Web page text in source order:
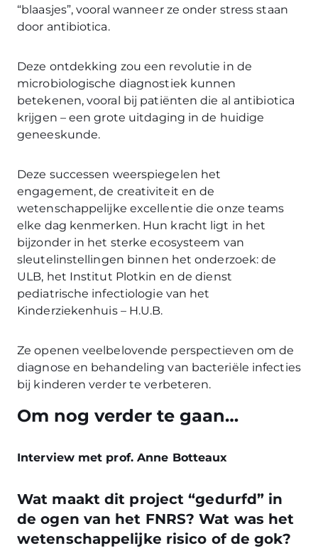
“blaasjes”, vooral wanneer ze onder stress staan
door antibiotica.
Deze ontdekking zou een revolutie in de
microbiologische diagnostiek kunnen
betekenen, vooral bij patiënten die al antibiotica
krijgen – een grote uitdaging in de huidige
geneeskunde.
Deze successen weerspiegelen het
engagement, de creativiteit en de
wetenschappelijke excellentie die onze teams
elke dag kenmerken. Hun kracht ligt in het
bijzonder in het sterke ecosysteem van
sleutelinstellingen binnen het onderzoek: de
ULB, het Institut Plotkin en de dienst
pediatrische infectiologie van het
Kinderziekenhuis – H.U.B.
Ze openen veelbelovende perspectieven om de
diagnose en behandeling van bacteriële infecties
bij kinderen verder te verbeteren.
Om nog verder te gaan…
Interview met prof. Anne Botteaux
Wat maakt dit project “gedurfd” in
de ogen van het FNRS? Wat was het
wetenschappelijke risico of de gok?